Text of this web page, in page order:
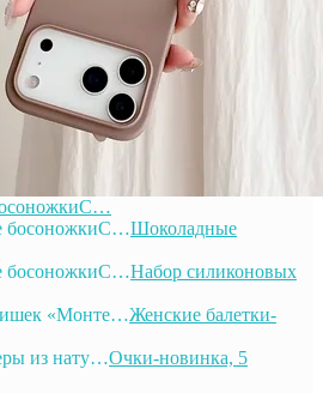
Шоколадные
Набор силиконовых
Женские балетки-
Очки-новинка, 5